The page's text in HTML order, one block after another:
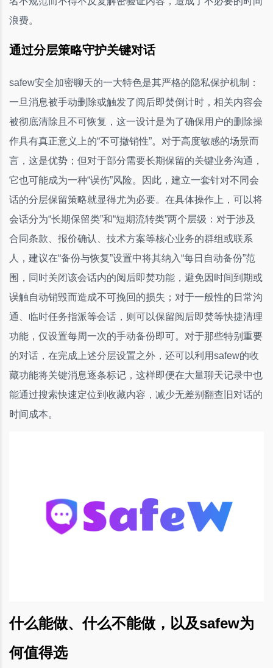
浪费。
通过分层策略守护关键对话
safew安全加密聊天的一大特色是其严格的隐私保护机制：
一旦消息被手动删除或触发了阅后即焚倒计时，相关内容会
被彻底清除且不可恢复，这一设计是为了确保用户的删除操
作具有真正意义上的“不可撤销性”。对于高度敏感的场景而
言，这是优势；但对于部分需要长期保留的关键业务沟通，
它也可能成为一种“误伤”风险。因此，建立一套针对不同会
话的分层保留策略就显得尤为必要。在具体操作上，可以将
会话分为“长期保留类”和“短期流转类”两个层级：对于涉及
合同条款、报价确认、技术方案等核心业务的群组或联系
人，建议在“备份与恢复”设置中将其纳入“每日自动备份”范
围，同时关闭该会话内的阅后即焚功能，避免因时间到期或
误触自动销毁而造成不可挽回的损失；对于一般性的日常沟
通、临时任务指派等会话，则可以保留阅后即焚等快捷清理
功能，仅设置每周一次的手动备份即可。对于那些特别重要
的对话，在完成上述分层设置之外，还可以利用safew的收
藏功能将关键消息逐条标记，这样即便在大量聊天记录中也
能通过搜索快速定位到收藏内容，减少无差别翻查旧对话的
时间成本。
什么能做、什么不能做，以及safew为
何值得选